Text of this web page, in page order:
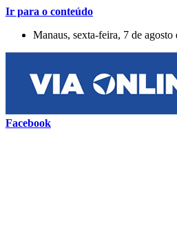
Ir para o conteúdo
Manaus, sexta-feira, 7 de agosto
Facebook